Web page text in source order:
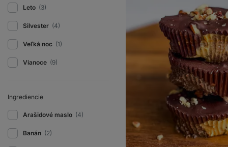
Leto (3)
Silvester (4)
Veľká noc (1)
Vianoce (9)
Ingrediencie
Arašidové maslo (4)
Banán (2)